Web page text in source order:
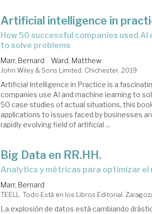
Artificial intelligence in
how 50 successful companies used AI and machine learning
to solve problems
Marr, Bernard Ward, Matthew
John Wiley & Sons Limited. Chichester, 2019
Artificial Intelligence in Practice is a
companies use AI and machine learning to
50 case studies of actual situations, this
applications to issues faced by businesses
rapidly evolving field of artificial ...
Big Data en RR.HH.
Analytics y métricas para optimizar
Marr, Bernard
TEELL. Todo Está en los Libros Editorial.
La explosión de datos está cambiando